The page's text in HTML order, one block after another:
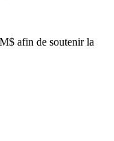
afin de soutenir la